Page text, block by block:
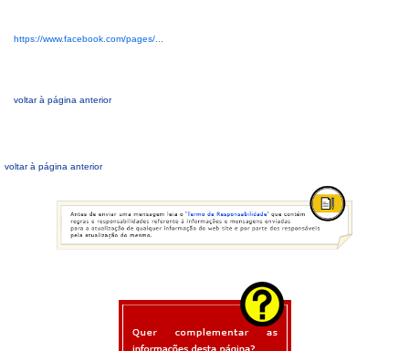
https://www.facebook.com/pages/...
voltar à página anterior
voltar à página anterior